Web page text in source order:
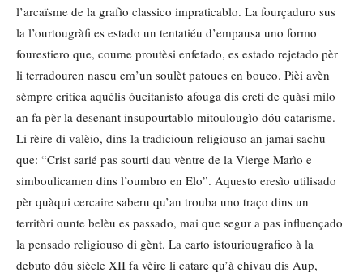
l’arcaïsme de la grafìo classico impraticablo. La fourçaduro sus
la l’ourtougràfi es estado un tentatiéu d’empausa uno formo
fourestiero que, coume proutèsi enfetado, es estado rejetado pèr
li terradouren nascu em’un soulèt patoues en bouco. Pièi avèn
sèmpre critica aquélis óucitanisto afouga dis ereti de quàsi milo
an fa pèr la desenant insupourtablo mitoulougìo dóu catarisme.
Li rèire di valèio, dins la tradicioun religiouso an jamai sachu
que: “Crist sarié pas sourti dau vèntre de la Vierge Marìo e
simboulicamen dins l’oumbro en Elo”. Aquesto eresìo utilisado
pèr quàqui cercaire saberu qu’an trouba uno traço dins un
territòri ounte belèu es passado, mai que segur a pas influençado
la pensado religiouso di gènt. La carto istouriougrafico à la
debuto dóu siècle XII fa vèire li catare qu’à chivau dis Aup,